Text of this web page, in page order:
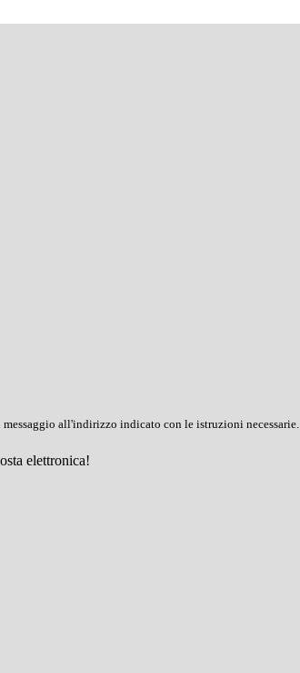
all'indirizzo indicato con le istruzioni necessarie.
elettronica!